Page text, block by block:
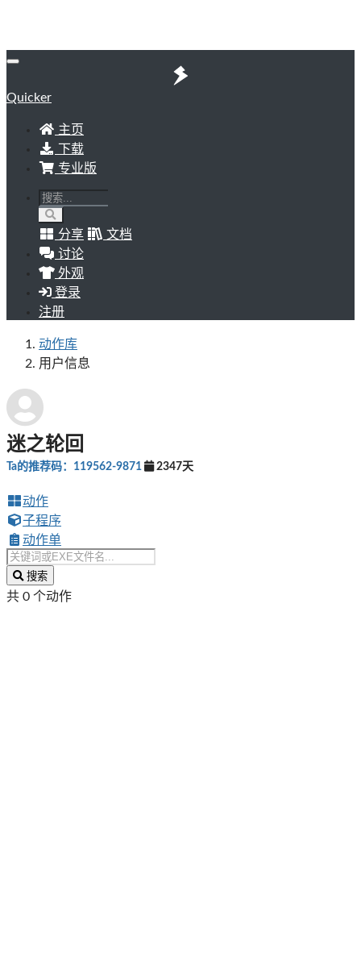
Quicker
主页
下载
专业版
分享
文档
讨论
外观
登录
注册
动作库
用户信息
迷之轮回
Ta的推荐码：119562-9871 2347天
动作
子程序
动作单
搜索
共 0 个动作